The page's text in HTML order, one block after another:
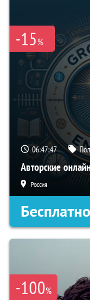
-15%
06:47:46
Авторские
Россия
Бесплатно
-100%